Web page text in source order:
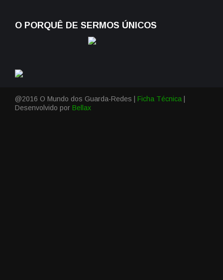
O PORQUÊ DE SERMOS ÚNICOS
@2016 O Mundo dos Guarda-Redes | Ficha Técnica
Desenvolvido por Bellax